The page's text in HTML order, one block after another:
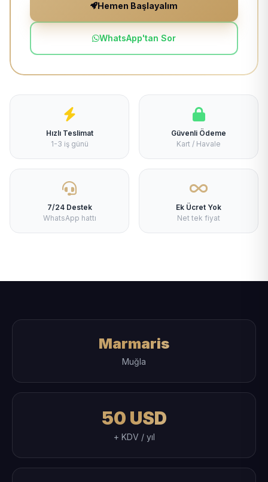
Hemen Başlayalım
WhatsApp'tan Sor
Hızlı Teslimat
1-3 iş günü
Güvenli Ödeme
Kart / Havale
7/24 Destek
WhatsApp hattı
Ek Ücret Yok
Net tek fiyat
Marmaris
Muğla
50 USD
+ KDV / yıl